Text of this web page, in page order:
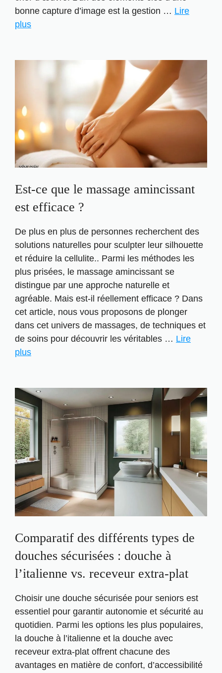
bonne capture d’image est la gestion … Lire
plus
Est-ce que le massage amincissant
est efficace ?
De plus en plus de personnes recherchent des
solutions naturelles pour sculpter leur silhouette
et réduire la cellulite.. Parmi les méthodes les
plus prisées, le massage amincissant se
distingue par une approche naturelle et
agréable. Mais est-il réellement efficace ? Dans
cet article, nous vous proposons de plonger
dans cet univers de massages, de techniques et
de soins pour découvrir les véritables … Lire
plus
Comparatif des différents types de
douches sécurisées : douche à
l’italienne vs. receveur extra-plat
Choisir une douche sécurisée pour seniors est
essentiel pour garantir autonomie et sécurité au
quotidien. Parmi les options les plus populaires,
la douche à l’italienne et la douche avec
receveur extra-plat offrent chacune des
avantages en matière de confort, d’accessibilité